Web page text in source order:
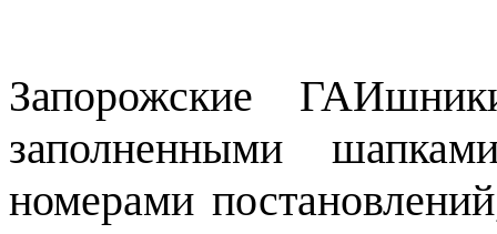
Запорожские
заполненными
номерами